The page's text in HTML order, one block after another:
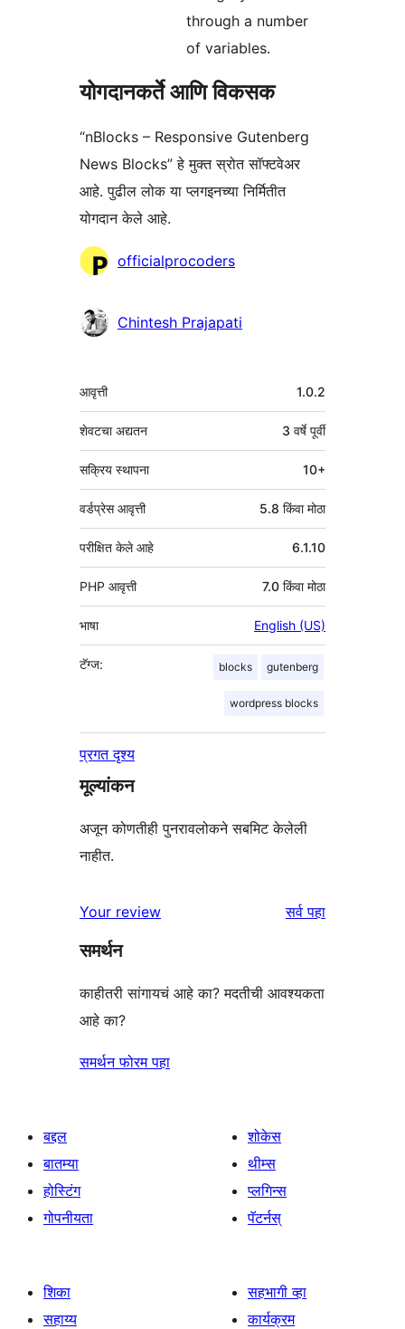
through a number
of variables.
योगदानकर्ते आणि विकसक
“nBlocks – Responsive Gutenberg
News Blocks” हे मुक्त स्रोत सॉफ्टवेअर
आहे. पुढील लोक या प्लगइनच्या निर्मितीत
योगदान केले आहे.
योगदानकर्तेofficialprocoders
Chintesh Prajapati
मेटा
आवृत्ती 1.0.2
शेवटचा अद्यतन 3 वर्षेपूर्वी
सक्रिय स्थापना 10+
वर्डप्रेस आवृत्ती 5.8 किंवा मोठा
परीक्षित केले आहे 6.1.10
PHP आवृत्ती 7.0 किंवा मोठा
भाषा English (US)
टॅग्ज: blocks gutenberg
wordpress blocks
प्रगत दृश्य
मूल्यांकन
अजून कोणतीही पुनरावलोकने सबमिट केलेली
नाहीत.
Your review सर्वपुनरावलोकने
पहा
समर्थन
काहीतरी सांगायचं आहे का? मदतीची आवश्यकता
आहे का?
समर्थन फोरम पहा
बद्दल
बातम्या
होस्टिंग
गोपनीयता
शोकेस
थीम्स
प्लगिन्स
पॅटर्नस्
शिका
सहाय्य
सहभागी व्हा
कार्यक्रम